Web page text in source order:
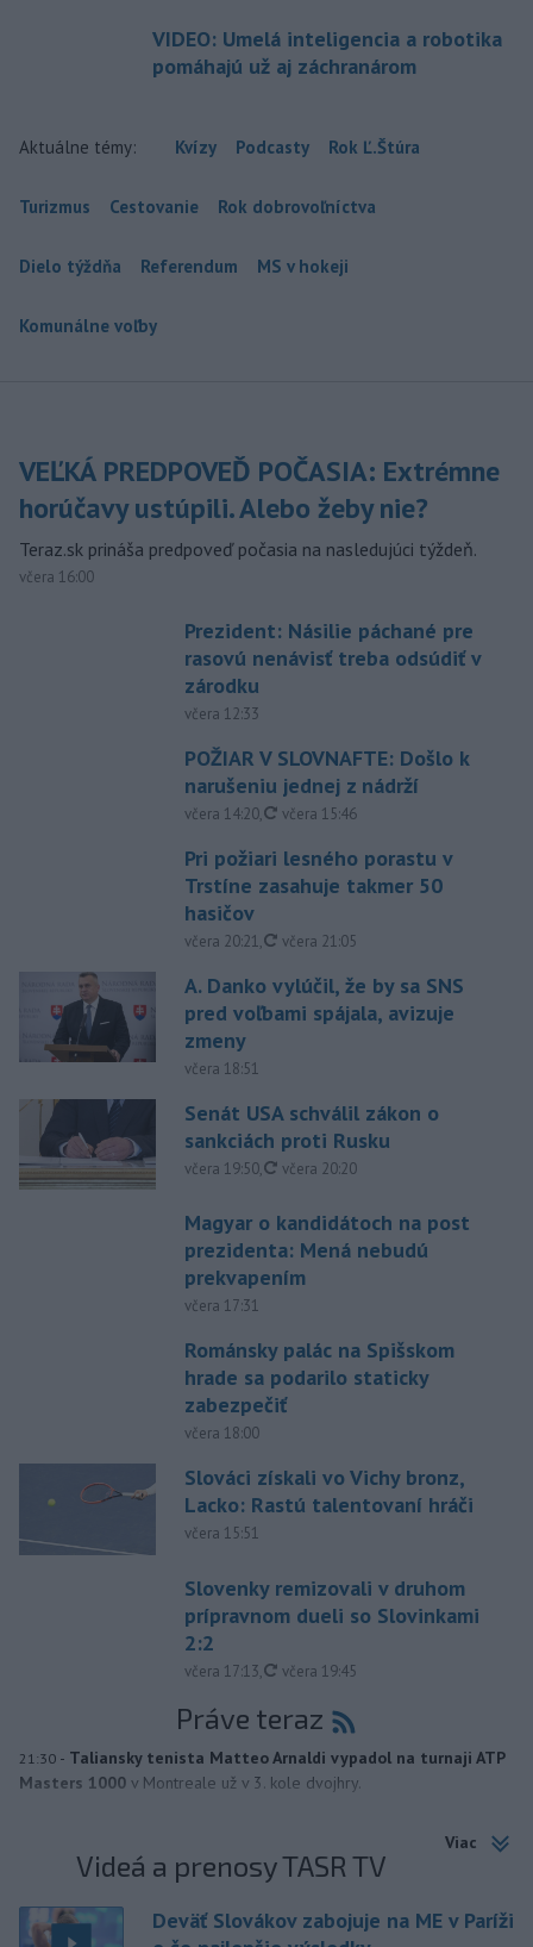
VIDEO: Umelá inteligencia a robotika
pomáhajú už aj záchranárom
Aktuálne témy: Kvízy Podcasty Rok Ľ.Štúra
Turizmus Cestovanie Rok dobrovoľníctva
Dielo týždňa Referendum MS v hokeji
Komunálne voľby
VEĽKÁ PREDPOVEĎ POČASIA: Extrémne
horúčavy ustúpili. Alebo žeby nie?
Teraz.sk prináša predpoveď počasia na nasledujúci týždeň.
včera 16:00
Prezident: Násilie páchané pre
rasovú nenávisť treba odsúdiť v
zárodku
včera 12:33
POŽIAR V SLOVNAFTE: Došlo k
narušeniu jednej z nádrží
včera 14:20, aktualizované
včera 15:46
Pri požiari lesného porastu v
Trstíne zasahuje takmer 50
hasičov
včera 20:21, aktualizované
včera 21:05
A. Danko vylúčil, že by sa SNS
pred voľbami spájala, avizuje
zmeny
včera 18:51
Senát USA schválil zákon o
sankciách proti Rusku
včera 19:50, aktualizované
včera 20:20
Magyar o kandidátoch na post
prezidenta: Mená nebudú
prekvapením
včera 17:31
Románsky palác na Spišskom
hrade sa podarilo staticky
zabezpečiť
včera 18:00
Slováci získali vo Vichy bronz,
Lacko: Rastú talentovaní hráči
včera 15:51
Slovenky remizovali v druhom
prípravnom dueli so Slovinkami
2:2
včera 17:13, aktualizované
včera 19:45
Práve teraz
21:30 - Taliansky tenista Matteo Arnaldi vypadol na turnaji ATP
Masters 1000 v Montreale už v 3. kole dvojhry.
Viac
Videá a prenosy TASR TV
Deväť Slovákov zabojuje na ME v Paríži